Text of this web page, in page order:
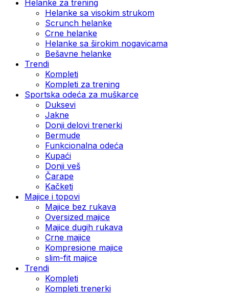
Helanke za trening
Helanke sa visokim strukom
Scrunch helanke
Crne helanke
Helanke sa širokim nogavicama
Bešavne helanke
Trendi
Kompleti
Kompleti za trening
Sportska odeća za muškarce
Duksevi
Jakne
Donji delovi trenerki
Bermude
Funkcionalna odeća
Kupaći
Donji veš
Čarape
Kačketi
Majice i topovi
Majice bez rukava
Oversized majice
Majice dugih rukava
Crne majice
Kompresione majice
slim-fit majice
Trendi
Kompleti
Kompleti trenerki